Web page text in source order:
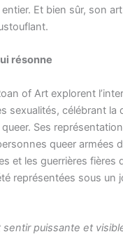
Et bien sûr, son
résonne
of Art explorent
sexualités, célébrant la
queer. Ses
queer armées
et les guerrières fières
représentées sous un
sentir puissante et